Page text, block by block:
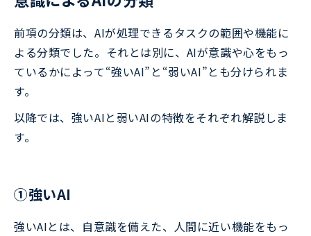
前項の分類は、AIが処理できるタスクの範囲や機能に
よる分類でした。それとは別に、AIが意識や心をもっ
ているかによって“強いAI”と“弱いAI”とも分けられま
す。
以降では、強いAIと弱いAIの特徴をそれぞれ解説しま
す。
➀強いAI
強いAIとは、自意識を備えた、人間に近い機能をもっ